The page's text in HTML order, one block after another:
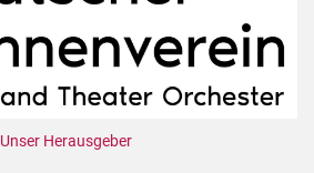
Unser Herausgeber